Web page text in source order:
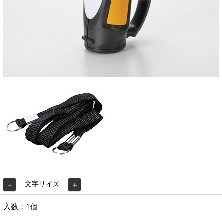
－ 文字サイズ ＋
入数：1個